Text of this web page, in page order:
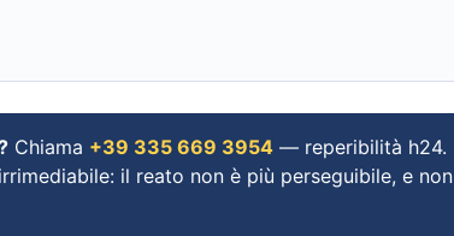
Chiama +39 335 669 3954 — reperibilità h24.
il reato non è più perseguibile, e non